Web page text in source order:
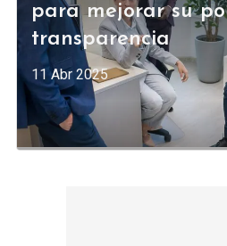
para mejorar su
transparencia
11 Abr 2025